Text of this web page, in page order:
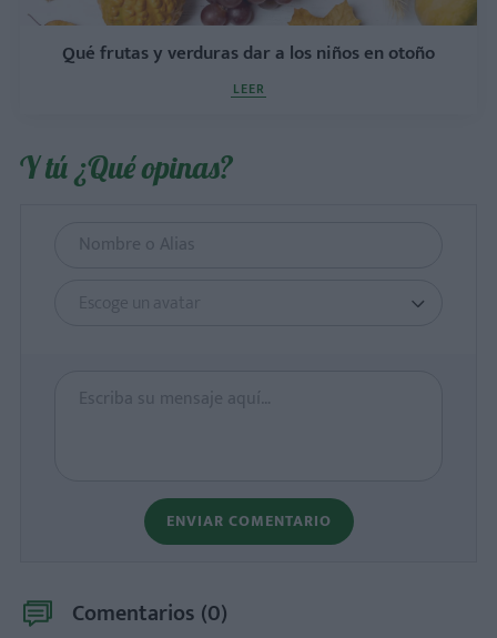
Qué frutas y verduras dar a los niños en otoño
LEER
Y tú ¿Qué opinas?
Escoge un avatar
ENVIAR COMENTARIO
Comentarios (0)